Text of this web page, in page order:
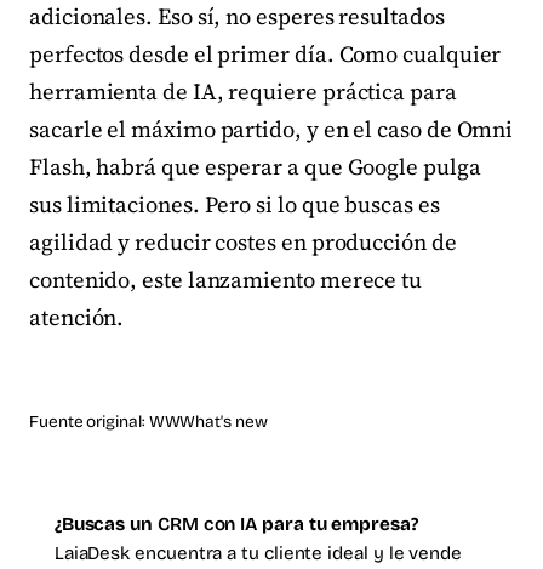
adicionales. Eso sí, no esperes resultados
perfectos desde el primer día. Como cualquier
herramienta de IA, requiere práctica para
sacarle el máximo partido, y en el caso de Omni
Flash, habrá que esperar a que Google pulga
sus limitaciones. Pero si lo que buscas es
agilidad y reducir costes en producción de
contenido, este lanzamiento merece tu
atención.
Fuente original: WWWhat's new
¿Buscas un CRM con IA para tu empresa?
LaiaDesk encuentra a tu cliente ideal y le vende